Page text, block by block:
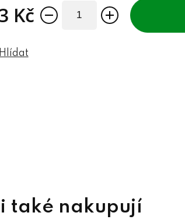
Kč
Hlídat